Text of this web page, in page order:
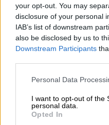
your opt-out. You may
disclosure of your personal
IAB’s list of downstream
also be disclosed by us to
Downstream Participants
Please note that this
not limited to your visit or
grant or deny consent to
use your data for below
Personal Data
I want to opt-out of the
personal data.
Opted In
Συνολικά54 Σύροι
τράπηκαν σε φυγή
ανταρτών,
του Ισλαμικού
έρημοτης χώρας,
Παρατηρητήριο
ΔΙΑΒΑΣΤΕ ΕΠΙΣΗΣ